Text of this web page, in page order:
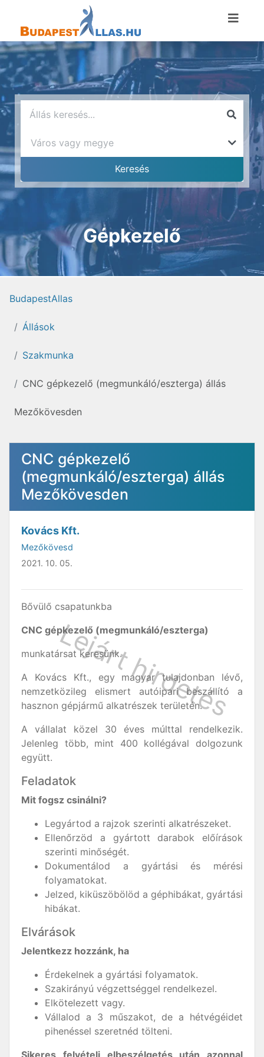
Gépkezelő
BudapestAllas
Állások
Szakmunka
CNC gépkezelő (megmunkáló/eszterga) állás
Mezőkövesden
CNC gépkezelő
(megmunkáló/eszterga) állás
Mezőkövesden
Kovács Kft.
Mezőkövesd
2021. 10. 05.
Bővülő csapatunkba
CNC gépkezelő (megmunkáló/eszterga)
munkatársat keresünk.
A Kovács Kft., egy magyar tulajdonban lévő,
nemzetközileg elismert autóipari beszállító a
hasznon gépjármű alkatrészek területén.
A vállalat közel 30 éves múlttal rendelkezik.
Jelenleg több, mint 400 kollégával dolgozunk
együtt.
Feladatok
Mit fogsz csinálni?
Legyártod a rajzok szerinti alkatrészeket.
Ellenőrzöd a gyártott darabok előírások
szerinti minőségét.
Dokumentálod a gyártási és mérési
folyamatokat.
Jelzed, kiküszöbölöd a géphibákat, gyártási
hibákat.
Elvárások
Jelentkezz hozzánk, ha
Érdekelnek a gyártási folyamatok.
Szakirányú végzettséggel rendelkezel.
Elkötelezett vagy.
Vállalod a 3 műszakot, de a hétvégéidet
pihenéssel szeretnéd tölteni.
Sikeres felvételi elbeszélgetés után azonnal